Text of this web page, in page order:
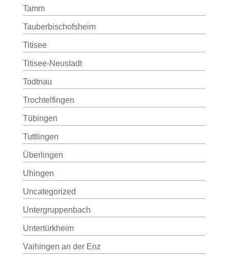
Tamm
Tauberbischofsheim
Titisee
Titisee-Neustadt
Todtnau
Trochtelfingen
Tübingen
Tuttlingen
Überlingen
Uhingen
Uncategorized
Untergruppenbach
Untertürkheim
Vaihingen an der Enz